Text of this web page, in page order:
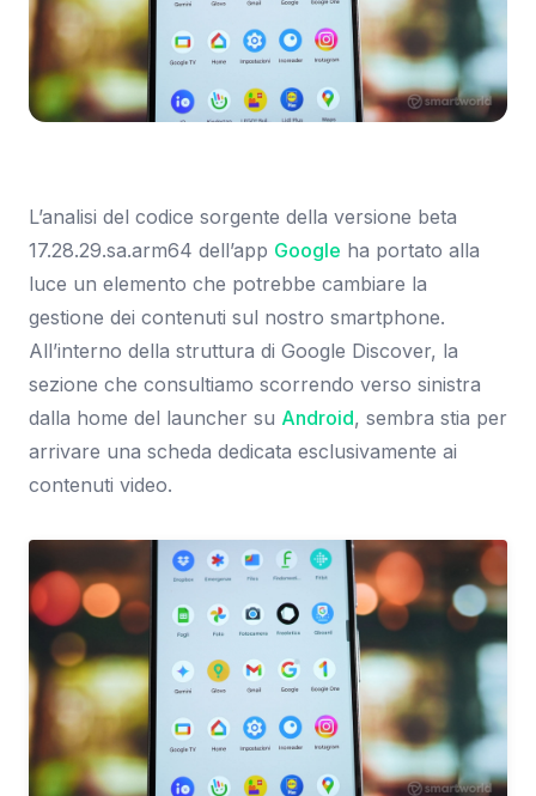
L’analisi del codice sorgente della versione beta
17.28.29.sa.arm64 dell’app Google ha portato alla
luce un elemento che potrebbe cambiare la
gestione dei contenuti sul nostro smartphone.
All’interno della struttura di Google Discover, la
sezione che consultiamo scorrendo verso sinistra
dalla home del launcher su Android, sembra stia per
arrivare una scheda dedicata esclusivamente ai
contenuti video.